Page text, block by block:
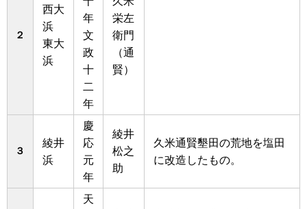
２
西大
浜
東大
浜
年
文
政
十
二
年
栄左
衛門
（通
賢）
３
綾井
浜
慶
応
元
年
綾井
松之
助
久米通賢墾田の荒地を塩田
に改造したもの。
天